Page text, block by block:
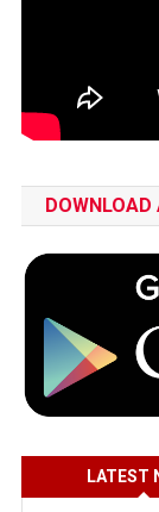
DOWNLOAD
LATEST